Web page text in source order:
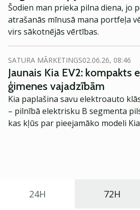
Šodien man prieka pilna diena, jo
atrašanās mīnusā mana portfeļa
virs sākotnējās vērtības.
SATURA MĀRKETINGS02.06.26, 08:46
Jaunais Kia EV2: kompakts
ģimenes vajadzībām
Kia paplašina savu elektroauto
– pilnībā elektrisku B segmenta
kas kļūs par pieejamāko modeli
24H 72H